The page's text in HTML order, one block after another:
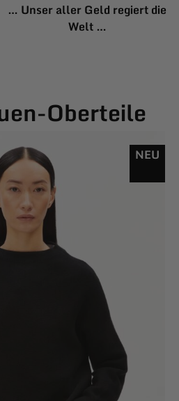
… Unser aller Geld regiert die
Welt …
Oberteile
NEU